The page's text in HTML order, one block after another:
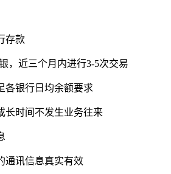
存款
，近三个月内进行3-5次交易
各银行日均余额要求
长时间不发生业务往来
通讯信息真实有效